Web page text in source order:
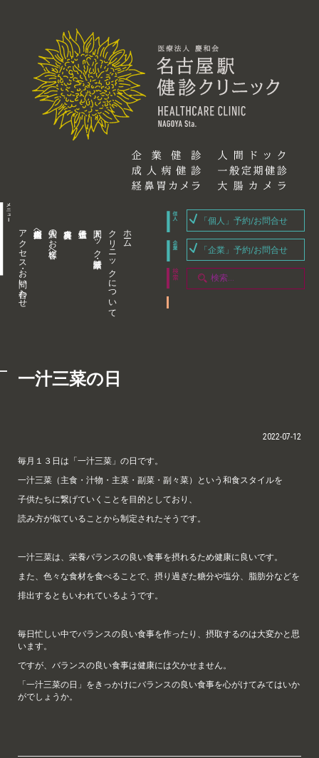
アクセス・お問い合わせ 企業内担当者様へ 個人のお客様へ 人間ドック・健康診断 クリニックについて ホーム
「個人」予約/お問合せ
「企業」予約/お問合せ
一汁三菜の日
2022-07-12
毎月１３日は「一汁三菜」の日です。
一汁三菜（主食・汁物・主菜・副菜・副々菜）という和食スタイルを
子供たちに繋げていくことを目的としており、
読み方が似ていることから制定されたそうです。
一汁三菜は、栄養バランスの良い食事を摂れるため健康に良いです。
また、色々な食材を食べることで、摂り過ぎた糖分や塩分、脂肪分などを
排出するともいわれているようです。
毎日忙しい中でバランスの良い食事を作ったり、摂取するのは大変かと思
います。
ですが、バランスの良い食事は健康には欠かせません。
「一汁三菜の日」をきっかけにバランスの良い食事を心がけてみてはいか
がでしょうか。